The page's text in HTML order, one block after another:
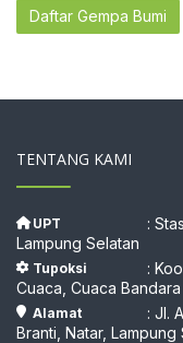
Daftar Gempa Bumi
TENTANG KAMI
UPT
:
Lampung Selatan
Tupoksi
:
Cuaca, Cuaca Bandara
Alamat
: Jl.
Branti, Natar, Lampung